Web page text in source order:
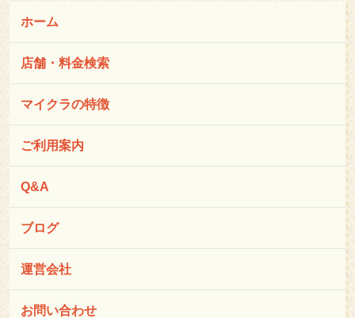
ホーム
店舗・料金検索
マイクラの特徴
ご利用案内
Q&A
ブログ
運営会社
お問い合わせ